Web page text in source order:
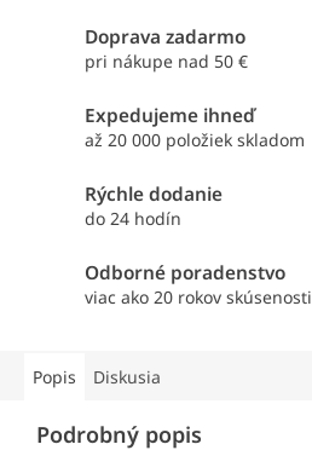
Doprava zadarmo
pri nákupe nad 50 €
Expedujeme ihneď
až 20 000 položiek skladom
Rýchle dodanie
do 24 hodín
Odborné poradenstvo
viac ako 20 rokov skúsenosti
Popis Diskusia
Podrobný popis